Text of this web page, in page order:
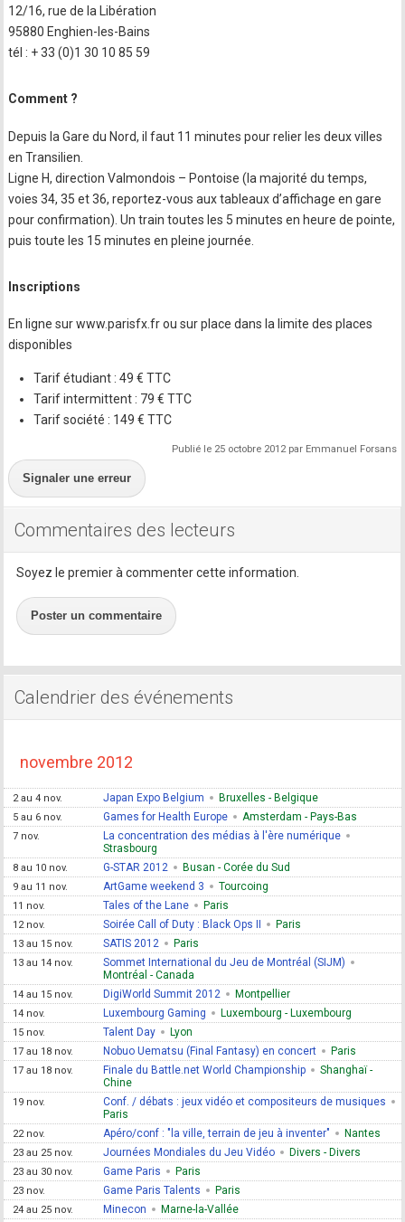
12/16, rue de la Libération
95880 Enghien-les-Bains
tél : + 33 (0)1 30 10 85 59
Comment ?
Depuis la Gare du Nord, il faut 11 minutes pour relier les deux villes
en Transilien.
Ligne H, direction Valmondois – Pontoise (la majorité du temps,
voies 34, 35 et 36, reportez-vous aux tableaux d’affichage en gare
pour confirmation). Un train toutes les 5 minutes en heure de pointe,
puis toute les 15 minutes en pleine journée.
Inscriptions
En ligne sur www.parisfx.fr ou sur place dans la limite des places
disponibles
Tarif étudiant : 49 € TTC
Tarif intermittent : 79 € TTC
Tarif société : 149 € TTC
Publié le 25 octobre 2012 par Emmanuel Forsans
Signaler une erreur
Commentaires des lecteurs
Soyez le premier à commenter cette information.
Poster un commentaire
Calendrier des événements
novembre 2012
2 au 4 nov. Japan Expo Belgium Bruxelles - Belgique
5 au 6 nov. Games for Health Europe Amsterdam - Pays-Bas
7 nov.
La concentration des médias à l'ère numérique
Strasbourg
8 au 10 nov. G-STAR 2012 Busan - Corée du Sud
9 au 11 nov. ArtGame weekend 3 Tourcoing
11 nov. Tales of the Lane Paris
12 nov. Soirée Call of Duty : Black Ops II Paris
13 au 15 nov. SATIS 2012 Paris
13 au 14 nov.
Sommet International du Jeu de Montréal (SIJM)
Montréal - Canada
14 au 15 nov. DigiWorld Summit 2012 Montpellier
14 nov. Luxembourg Gaming Luxembourg - Luxembourg
15 nov. Talent Day Lyon
17 au 18 nov. Nobuo Uematsu (Final Fantasy) en concert Paris
17 au 18 nov. Finale du Battle.net World Championship
Shanghaï -
Chine
19 nov.
Conf. / débats : jeux vidéo et compositeurs de musiques
Paris
22 nov. Apéro/conf : "la ville, terrain de jeu à inventer" Nantes
23 au 25 nov. Journées Mondiales du Jeu Vidéo Divers - Divers
23 au 30 nov. Game Paris Paris
23 nov. Game Paris Talents Paris
24 au 25 nov. Minecon Marne-la-Vallée